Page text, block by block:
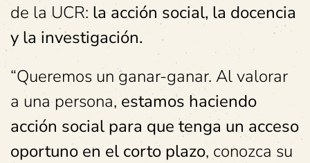
de la UCR: la acción social, la docencia
y la investigación.
“Queremos un ganar-ganar. Al valorar
a una persona, estamos haciendo
acción social para que tenga un acceso
oportuno en el corto plazo, conozca su